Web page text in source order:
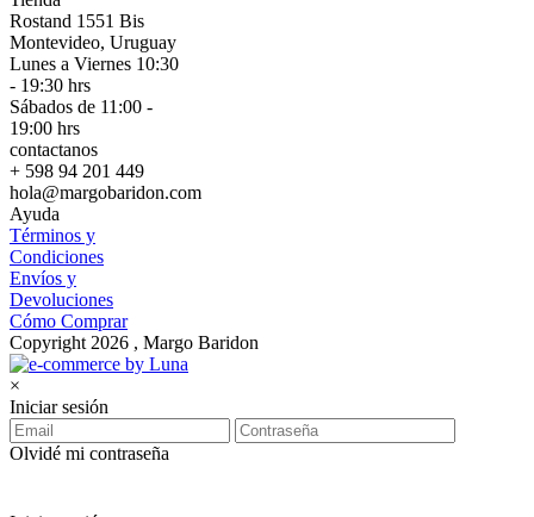
Rostand 1551 Bis
Montevideo, Uruguay
Lunes a Viernes 10:30
- 19:30 hrs
Sábados de 11:00 -
19:00 hrs
contactanos
+ 598 94 201 449
hola@margobaridon.com
Ayuda
Términos y
Condiciones
Envíos y
Devoluciones
Cómo Comprar
Copyright 2026 , Margo Baridon
×
Iniciar sesión
Olvidé mi contraseña